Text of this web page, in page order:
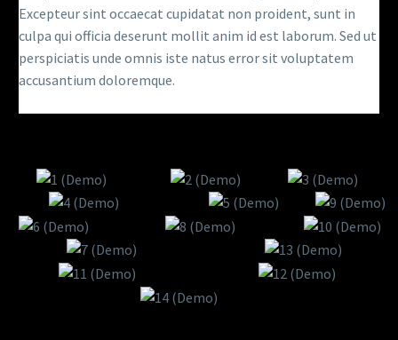
Excepteur sint occaecat cupidatat non proident, sunt in
culpa qui officia deserunt mollit anim id est laborum. Sed ut
perspiciatis unde omnis iste natus error sit voluptatem
accusantium doloremque.